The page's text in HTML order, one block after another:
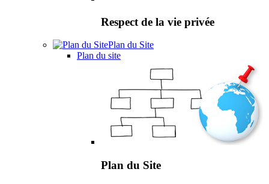
Respect de la vie privée
Plan du Site
Plan du site
Plan du Site